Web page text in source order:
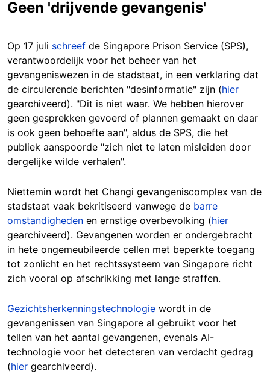
Geen 'drijvende gevangenis'
Op 17 juli schreef de Singapore Prison Service (SPS),
verantwoordelijk voor het beheer van het
gevangeniswezen in de stadstaat, in een verklaring dat
de circulerende berichten "desinformatie" zijn (hier
gearchiveerd). "Dit is niet waar. We hebben hierover
geen gesprekken gevoerd of plannen gemaakt en daar
is ook geen behoefte aan", aldus de SPS, die het
publiek aanspoorde "zich niet te laten misleiden door
dergelijke wilde verhalen".
Niettemin wordt het Changi gevangeniscomplex van de
stadstaat vaak bekritiseerd vanwege de barre
omstandigheden en ernstige overbevolking (hier
gearchiveerd). Gevangenen worden er ondergebracht
in hete ongemeubileerde cellen met beperkte toegang
tot zonlicht en het rechtssysteem van Singapore richt
zich vooral op afschrikking met lange straffen.
Gezichtsherkenningstechnologie wordt in de
gevangenissen van Singapore al gebruikt voor het
tellen van het aantal gevangenen, evenals AI-
technologie voor het detecteren van verdacht gedrag
(hier gearchiveerd).